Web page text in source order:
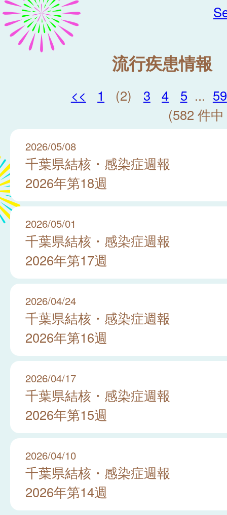
流行疾患情報
<< 1 (2) 3 4 5 ... 59
(582 件
2026/05/08
千葉県結核・感染症週報
2026年第18週
2026/05/01
千葉県結核・感染症週報
2026年第17週
2026/04/24
千葉県結核・感染症週報
2026年第16週
2026/04/17
千葉県結核・感染症週報
2026年第15週
2026/04/10
千葉県結核・感染症週報
2026年第14週